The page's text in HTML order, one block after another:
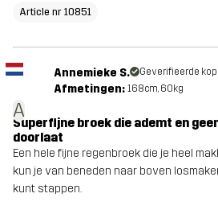
Article nr 10851
A
Annemieke S. Geverifieerde
Afmetingen: 168cm, 60kg
Superfijne broek die ademt en
doorlaat
Een hele fijne regenbroek die je heel
kun je van beneden naar boven
kunt stappen.